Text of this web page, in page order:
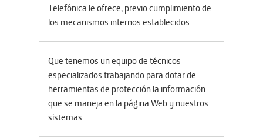
Telefónica le ofrece, previo cumplimiento de
los mecanismos internos establecidos.
Que tenemos un equipo de técnicos
especializados trabajando para dotar de
herramientas de protección la información
que se maneja en la página Web y nuestros
sistemas.